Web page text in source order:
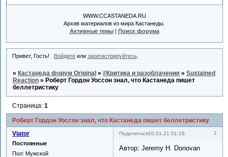
WWW.CCASTANEDA.RU
Архив материалов из мира Кастанеды.
Активные темы| Поиск форума
Привет, Гость! Войдитеили зарегистрируйтесь.
» Кастанеда форум Original »#Критика и разоблачения »Sustained
Reaction » Роберт Гордон Уоссон знал, что Кастанеда пишет
беллетристику
Роберт Гордон Уоссон знал, что Кастанеда пишет беллетристику
Страница:1
Поделиться 1
10.01.21 01:19
Viator
Постоянные
Пол: Мужской
Автор: Jeremy H. Donovan